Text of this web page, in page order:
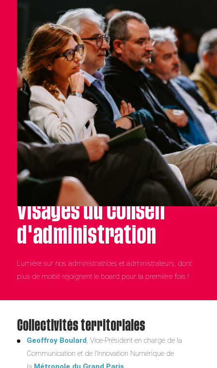
Les 32 nouveaux
visages du conseil
d'administration
Lumière sur nos administratrices et administrateurs, dont
plus de moitié rejoignent le board pour la première fois !
Collectivités territoriales
Geoffroy Boulard , Vice-Président en charge de la
Communication et de l’Innovation Numérique de